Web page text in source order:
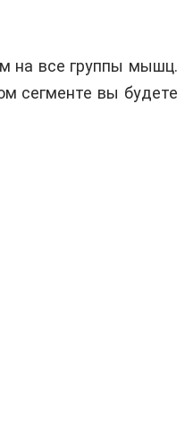
на все группы мышц.
сегменте вы будете